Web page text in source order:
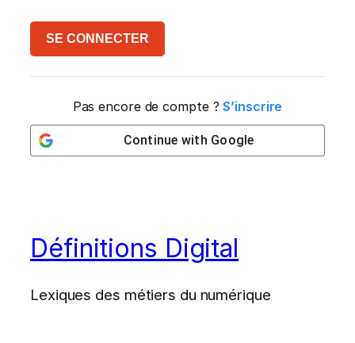
SE CONNECTER
Pas encore de compte ?S’inscrire
Continue with Google
Définitions Digital
Lexiques des métiers du numérique